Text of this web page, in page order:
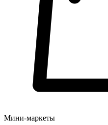
Мини-маркеты